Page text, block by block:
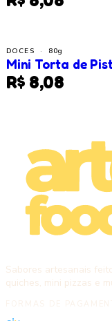
DOCES · 80g
Mini Torta de
R$ 8,08
Sabores artesanais
quiches, mini pizzas e